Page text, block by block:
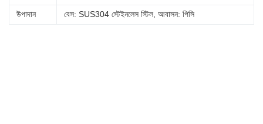
উপাদান বেস: SUS304 স্টেইনলেস স্টিল, আবাসন: পিসি